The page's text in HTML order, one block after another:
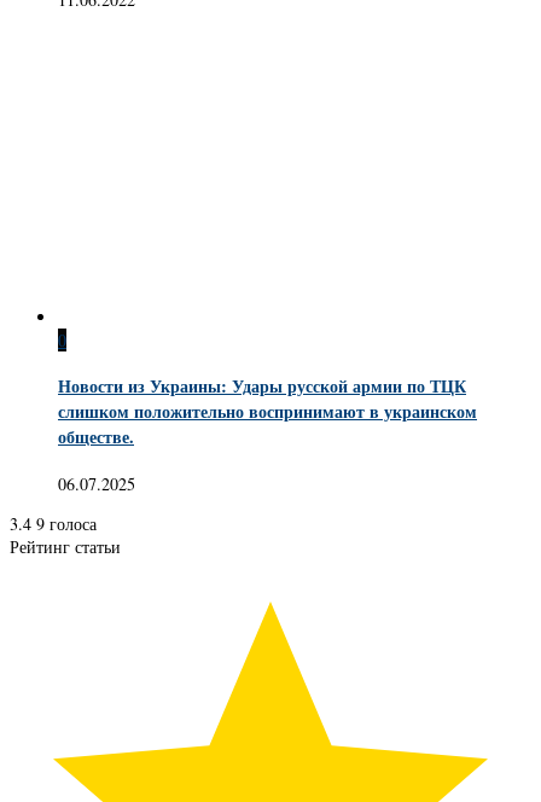
0
Новости из Украины: Удары русской армии по ТЦК
слишком положительно воспринимают в украинском
обществе.
06.07.2025
3.4 9 голоса
Рейтинг статьи